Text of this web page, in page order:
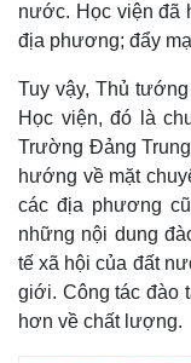
nước. Học viện đã
địa phương; đẩy
Tuy vậy, Thủ
Học viện, đó là
Trường Đảng
hướng về mặt
các địa phương
những nội dung
tế xã hội của đất
giới. Công tác đào
hơn về chất lượng.